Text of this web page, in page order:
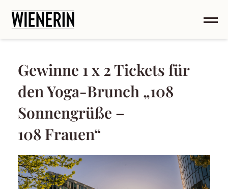
Gewinne 1 x 2 Tickets für
den Yoga-Brunch „108
Sonnengrüße –
108 Frauen“